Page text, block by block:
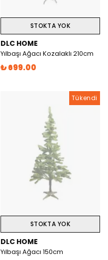
STOKTA YOK
DLC HOME
Yılbaşı Ağacı Kozalaklı 210cm
₺ 699.00
Tükendi
STOKTA YOK
DLC HOME
Yılbaşı Ağacı 150cm